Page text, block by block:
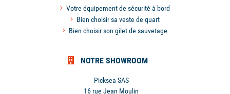
Votre équipement de sécurité à bord
Bien choisir sa veste de quart
Bien choisir son gilet de sauvetage
NOTRE SHOWROOM
Picksea SAS
16 rue Jean Moulin